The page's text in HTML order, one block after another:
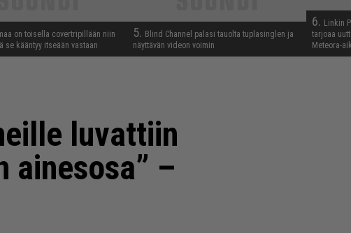
on toisella covertripillään niin
se kääntyy itseään vastaan
5. Blind Channel palasi tauolta tuplasinglen ja
näyttävän videon voimin
6. Linkin
tarjoaa
Meteora-
luvattiin
ainesosa” –